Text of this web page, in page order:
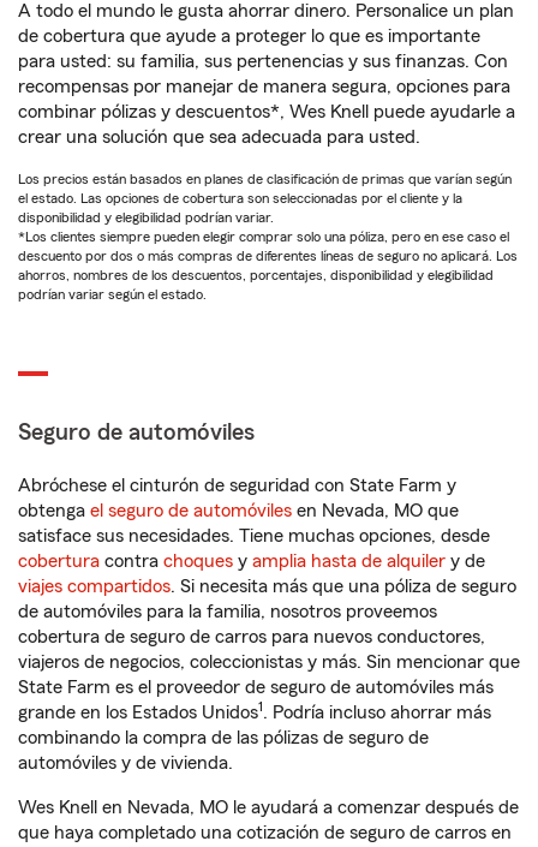
A todo el mundo le gusta ahorrar dinero. Personalice un plan
de cobertura que ayude a proteger lo que es importante
para usted: su familia, sus pertenencias y sus finanzas. Con
recompensas por manejar de manera segura, opciones para
combinar pólizas y descuentos*, Wes Knell puede ayudarle a
crear una solución que sea adecuada para usted.
Los precios están basados en planes de clasificación de primas que varían según
el estado. Las opciones de cobertura son seleccionadas por el cliente y la
disponibilidad y elegibilidad podrían variar.
*Los clientes siempre pueden elegir comprar solo una póliza, pero en ese caso el
descuento por dos o más compras de diferentes líneas de seguro no aplicará. Los
ahorros, nombres de los descuentos, porcentajes, disponibilidad y elegibilidad
podrían variar según el estado.
Seguro de automóviles
Abróchese el cinturón de seguridad con State Farm y
obtenga el seguro de automóviles en Nevada, MO que
satisface sus necesidades. Tiene muchas opciones, desde
cobertura contra choques y amplia hasta de alquiler y de
viajes compartidos. Si necesita más que una póliza de seguro
de automóviles para la familia, nosotros proveemos
cobertura de seguro de carros para nuevos conductores,
viajeros de negocios, coleccionistas y más. Sin mencionar que
State Farm es el proveedor de seguro de automóviles más
grande en los Estados Unidos1. Podría incluso ahorrar más
combinando la compra de las pólizas de seguro de
automóviles y de vivienda.
Wes Knell en Nevada, MO le ayudará a comenzar después de
que haya completado una cotización de seguro de carros en